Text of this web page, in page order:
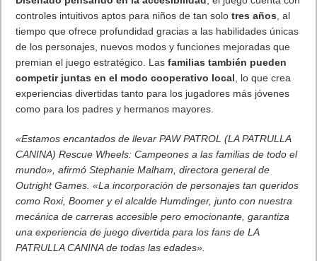
experiencias divertidas tanto para los jugadores más jóvenes
como para los padres y hermanos mayores.
«Estamos encantados de llevar PAW PATROL (LA PATRULLA
CANINA) Rescue Wheels: Campeones a las familias de todo el
mundo», afirmó Stephanie Malham, directora general de
Outright Games. «La incorporación de personajes tan queridos
como Roxi, Boomer y el alcalde Humdinger, junto con nuestra
una experiencia de juego divertida para los fans de LA
PATRULLA CANINA de todas las edades».
Desde su lanzamiento en 2013,LA PATRULLA CANINA,
producida por Spin Master Entertainment, emitida por
Nickelodeon y disponible en Paramount+,se ha convertido en
una de las franquicias infantiles más populares del
mundo. Con nuevas temporadas, programas derivados y